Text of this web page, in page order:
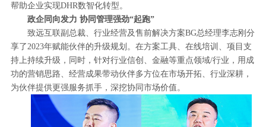
帮助企业实现DHR数智化转型。
政企同向发力 协同管理强劲“起跑”
致远互联副总裁、行业经营及售前解决方案BG总经理李志刚分
享了2023年赋能伙伴的升级规划。在方案工具、在线培训、项目支
持上持续升级，同时，针对行业信创、金融等重点领域/行业，用成
功的营销思路、经营成果带动伙伴多方位在市场开拓、行业深耕，
为伙伴提供更强服务抓手，深挖协同市场价值。